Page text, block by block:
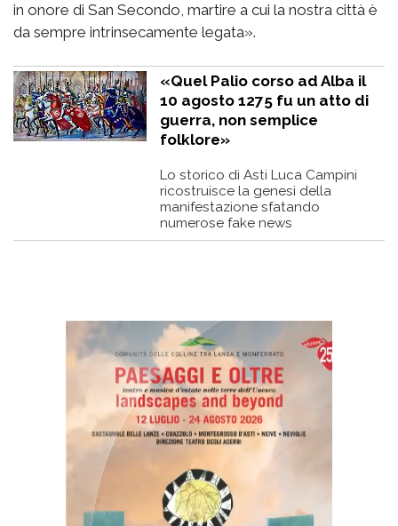
in onore di San Secondo, martire a cui la nostra città è
da sempre intrinsecamente legata».
«Quel Palio corso ad Alba il
10 agosto 1275 fu un atto di
guerra, non semplice
folklore»
Lo storico di Asti Luca Campini
ricostruisce la genesi della
manifestazione sfatando
numerose fake news